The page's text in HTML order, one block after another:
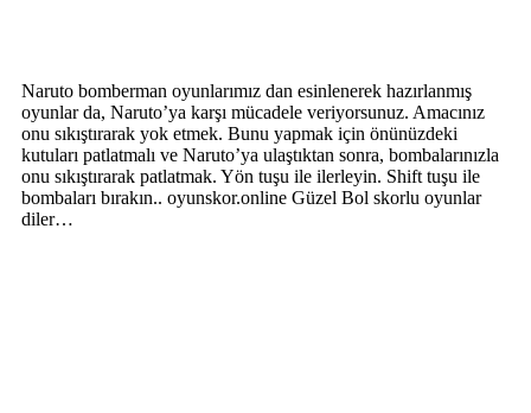
Naruto bomberman oyunlarımız dan esinlenerek hazırlanmış
oyunlar da, Naruto’ya karşı mücadele veriyorsunuz. Amacınız
onu sıkıştırarak yok etmek. Bunu yapmak için önünüzdeki
kutuları patlatmalı ve Naruto’ya ulaştıktan sonra, bombalarınızla
onu sıkıştırarak patlatmak. Yön tuşu ile ilerleyin. Shift tuşu ile
bombaları bırakın.. oyunskor.online Güzel Bol skorlu oyunlar
diler…